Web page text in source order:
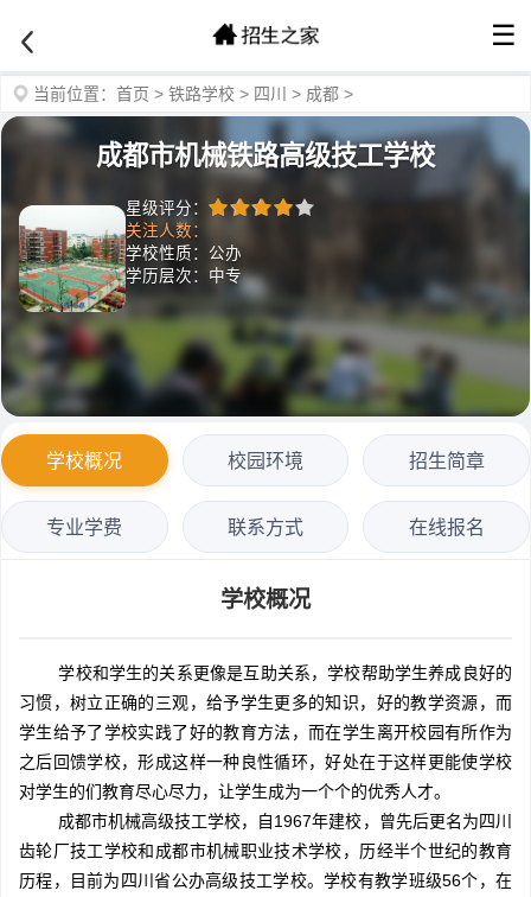
☰
当前位置： 首页 > 铁路学校 > 四川 > 成都 >
成都市机械铁路高级技工学校
星级评分：
关注人数：
学校性质：公办
学历层次：中专
学校概况 校园环境 招生简章
专业学费 联系方式 在线报名
学校概况
学校和学生的关系更像是互助关系，学校帮助学生养成良好的
习惯，树立正确的三观，给予学生更多的知识，好的教学资源，而
学生给予了学校实践了好的教育方法，而在学生离开校园有所作为
之后回馈学校，形成这样一种良性循环，好处在于这样更能使学校
对学生的们教育尽心尽力，让学生成为一个个的优秀人才。
成都市机械高级技工学校，自1967年建校，曾先后更名为四川
齿轮厂技工学校和成都市机械职业技术学校，历经半个世纪的教育
历程，目前为四川省公办高级技工学校。学校有教学班级56个，在